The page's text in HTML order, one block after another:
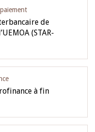
de
(STAR-
à fin